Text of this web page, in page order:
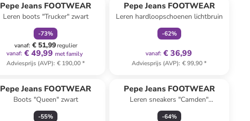
Pepe Jeans FOOTWEAR
Leren boots "Trucker" zwart
-73%
vanaf: € 51,99regulier
vanaf: € 49,99 met family
Adviesprijs (AVP): € 190,00*
Pepe Jeans FOOTWEAR
Leren hardloopschoenen lichtbruin
-62%
vanaf: € 36,99
Adviesprijs (AVP): € 99,90*
Pepe Jeans FOOTWEAR
Boots "Queen" zwart
-55%
Pepe Jeans FOOTWEAR
Leren sneakers "Camden"
crème/goudkleurig
-64%